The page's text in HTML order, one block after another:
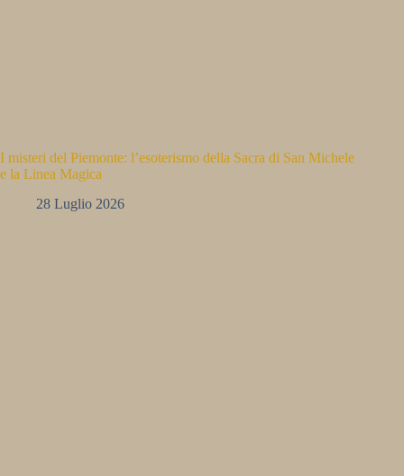
I misteri del Piemonte: l’esoterismo della Sacra di San Michele
e la Linea Magica
28 Luglio 2026